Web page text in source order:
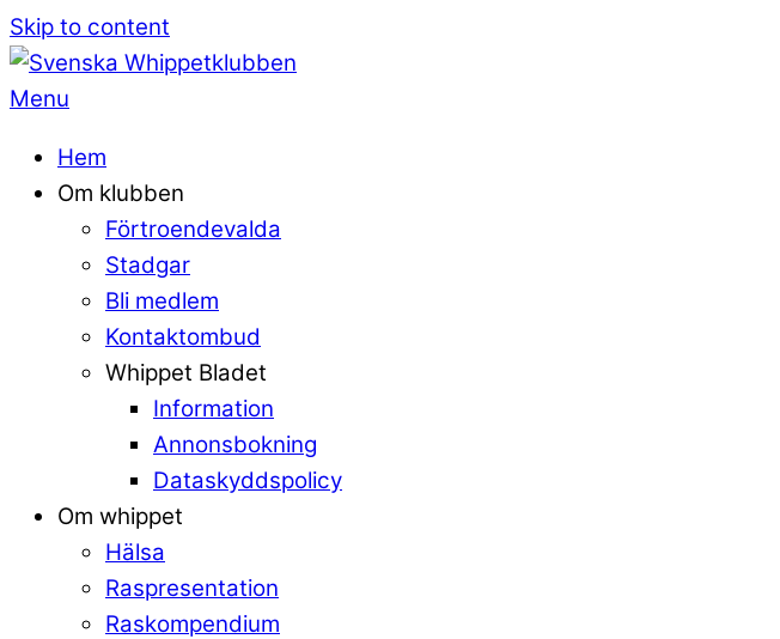
Skip to content
Menu
Hem
Om klubben
Förtroendevalda
Stadgar
Bli medlem
Kontaktombud
Whippet Bladet
Information
Annonsbokning
Dataskyddspolicy
Om whippet
Hälsa
Raspresentation
Raskompendium